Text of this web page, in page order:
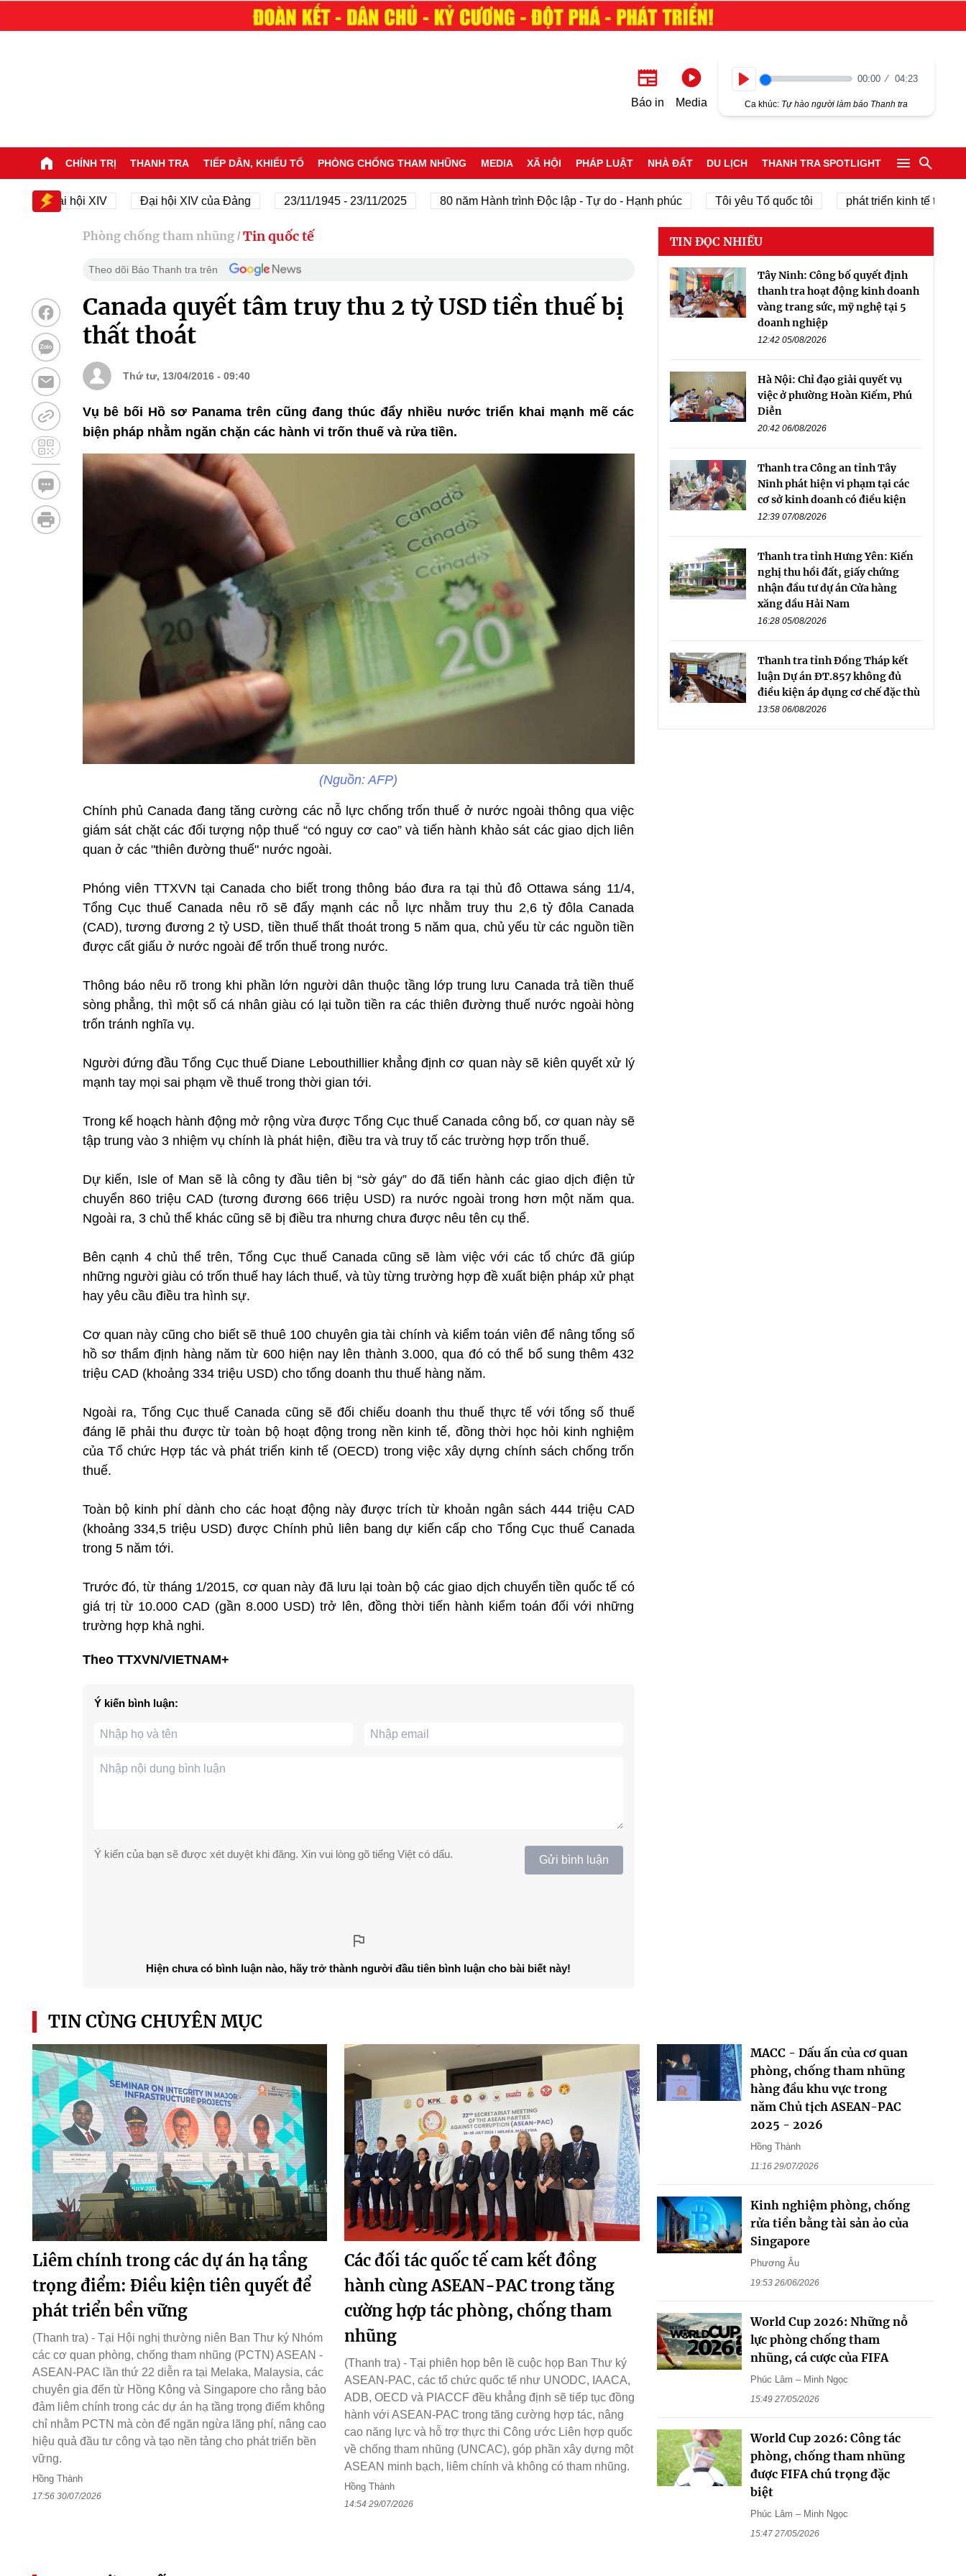
Báo in Media
00:00 04:23
Ca khúc: Tự hào người làm báo Thanh tra
CHÍNH TRỊ THANH TRA TIẾP DÂN, KHIẾU TỐ PHÒNG CHỐNG THAM NHŨNG MEDIA XÃ HỘI PHÁP LUẬT NHÀ ĐẤT DU LỊCH THANH TRA SPOTLIGHT
Đại hội XIV Đại hội XIV của Đảng 23/11/1945 - 23/11/2025 80 năm Hành trình Độc lập - Tự do - Hạnh phúc Tôi yêu Tổ quốc tôi phát triển kinh tế tư nhân
Phòng chống tham nhũng / Tin quốc tế
Theo dõi Báo Thanh tra trên
Canada quyết tâm truy thu 2 tỷ USD tiền thuế bị
thất thoát
Thứ tư, 13/04/2016 - 09:40
Vụ bê bối Hồ sơ Panama trên cũng đang thúc đẩy nhiều nước triển khai mạnh mẽ các
biện pháp nhằm ngăn chặn các hành vi trốn thuế và rửa tiền.
(Nguồn: AFP)
Chính phủ Canada đang tăng cường các nỗ lực chống trốn thuế ở nước ngoài thông qua việc
giám sát chặt các đối tượng nộp thuế “có nguy cơ cao” và tiến hành khảo sát các giao dịch liên
quan ở các "thiên đường thuế" nước ngoài.
Phóng viên TTXVN tại Canada cho biết trong thông báo đưa ra tại thủ đô Ottawa sáng 11/4,
Tổng Cục thuế Canada nêu rõ sẽ đẩy mạnh các nỗ lực nhằm truy thu 2,6 tỷ đôla Canada
(CAD), tương đương 2 tỷ USD, tiền thuế thất thoát trong 5 năm qua, chủ yếu từ các nguồn tiền
được cất giấu ở nước ngoài để trốn thuế trong nước.
Thông báo nêu rõ trong khi phần lớn người dân thuộc tầng lớp trung lưu Canada trả tiền thuế
sòng phẳng, thì một số cá nhân giàu có lại tuồn tiền ra các thiên đường thuế nước ngoài hòng
trốn tránh nghĩa vụ.
Người đứng đầu Tổng Cục thuế Diane Lebouthillier khẳng định cơ quan này sẽ kiên quyết xử lý
mạnh tay mọi sai phạm về thuế trong thời gian tới.
Trong kế hoạch hành động mở rộng vừa được Tổng Cục thuế Canada công bố, cơ quan này sẽ
tập trung vào 3 nhiệm vụ chính là phát hiện, điều tra và truy tố các trường hợp trốn thuế.
Dự kiến, Isle of Man sẽ là công ty đầu tiên bị “sờ gáy” do đã tiến hành các giao dịch điện tử
chuyển 860 triệu CAD (tương đương 666 triệu USD) ra nước ngoài trong hơn một năm qua.
Ngoài ra, 3 chủ thể khác cũng sẽ bị điều tra nhưng chưa được nêu tên cụ thể.
Bên cạnh 4 chủ thể trên, Tổng Cục thuế Canada cũng sẽ làm việc với các tổ chức đã giúp
những người giàu có trốn thuế hay lách thuế, và tùy từng trường hợp đề xuất biện pháp xử phạt
hay yêu cầu điều tra hình sự.
Cơ quan này cũng cho biết sẽ thuê 100 chuyên gia tài chính và kiểm toán viên để nâng tổng số
hồ sơ thẩm định hàng năm từ 600 hiện nay lên thành 3.000, qua đó có thể bổ sung thêm 432
triệu CAD (khoảng 334 triệu USD) cho tổng doanh thu thuế hàng năm.
Ngoài ra, Tổng Cục thuế Canada cũng sẽ đối chiếu doanh thu thuế thực tế với tổng số thuế
đáng lẽ phải thu được từ toàn bộ hoạt động trong nền kinh tế, đồng thời học hỏi kinh nghiệm
của Tổ chức Hợp tác và phát triển kinh tế (OECD) trong việc xây dựng chính sách chống trốn
thuế.
Toàn bộ kinh phí dành cho các hoạt động này được trích từ khoản ngân sách 444 triệu CAD
(khoảng 334,5 triệu USD) được Chính phủ liên bang dự kiến cấp cho Tổng Cục thuế Canada
trong 5 năm tới.
Trước đó, từ tháng 1/2015, cơ quan này đã lưu lại toàn bộ các giao dịch chuyển tiền quốc tế có
giá trị từ 10.000 CAD (gần 8.000 USD) trở lên, đồng thời tiến hành kiểm toán đối với những
trường hợp khả nghi.
Theo TTXVN/VIETNAM+
Ý kiến bình luận:
Ý kiến của bạn sẽ được xét duyệt khi đăng. Xin vui lòng gõ tiếng Việt có dấu. Gửi bình luận
Hiện chưa có bình luận nào, hãy trở thành người đầu tiên bình luận cho bài biết này!
TIN ĐỌC NHIỀU
Tây Ninh: Công bố quyết định
thanh tra hoạt động kinh doanh
vàng trang sức, mỹ nghệ tại 5
doanh nghiệp
12:42 05/08/2026
Hà Nội: Chỉ đạo giải quyết vụ
việc ở phường Hoàn Kiếm, Phú
Diễn
20:42 06/08/2026
Thanh tra Công an tỉnh Tây
Ninh phát hiện vi phạm tại các
cơ sở kinh doanh có điều kiện
12:39 07/08/2026
Thanh tra tỉnh Hưng Yên: Kiến
nghị thu hồi đất, giấy chứng
nhận đầu tư dự án Cửa hàng
xăng dầu Hải Nam
16:28 05/08/2026
Thanh tra tỉnh Đồng Tháp kết
luận Dự án ĐT.857 không đủ
điều kiện áp dụng cơ chế đặc thù
13:58 06/08/2026
TIN CÙNG CHUYÊN MỤC
Liêm chính trong các dự án hạ tầng
trọng điểm: Điều kiện tiên quyết để
phát triển bền vững
(Thanh tra) - Tại Hội nghị thường niên Ban Thư ký Nhóm
các cơ quan phòng, chống tham nhũng (PCTN) ASEAN -
ASEAN-PAC lần thứ 22 diễn ra tại Melaka, Malaysia, các
chuyên gia đến từ Hồng Kông và Singapore cho rằng bảo
đảm liêm chính trong các dự án hạ tầng trọng điểm không
chỉ nhằm PCTN mà còn để ngăn ngừa lãng phí, nâng cao
hiệu quả đầu tư công và tạo nền tảng cho phát triển bền
vững.
Hồng Thành
17:56 30/07/2026
Các đối tác quốc tế cam kết đồng
hành cùng ASEAN-PAC trong tăng
cường hợp tác phòng, chống tham
nhũng
(Thanh tra) - Tại phiên họp bên lề cuộc họp Ban Thư ký
ASEAN-PAC, các tổ chức quốc tế như UNODC, IAACA,
ADB, OECD và PIACCF đều khẳng định sẽ tiếp tục đồng
hành với ASEAN-PAC trong tăng cường hợp tác, nâng
cao năng lực và hỗ trợ thực thi Công ước Liên hợp quốc
về chống tham nhũng (UNCAC), góp phần xây dựng một
ASEAN minh bạch, liêm chính và không có tham nhũng.
Hồng Thành
14:54 29/07/2026
MACC - Dấu ấn của cơ quan
phòng, chống tham nhũng
hàng đầu khu vực trong
năm Chủ tịch ASEAN-PAC
2025 - 2026
Hồng Thành
11:16 29/07/2026
Kinh nghiệm phòng, chống
rửa tiền bằng tài sản ảo của
Singapore
Phương Âu
19:53 26/06/2026
World Cup 2026: Những nỗ
lực phòng chống tham
nhũng, cá cược của FIFA
Phúc Lâm – Minh Ngọc
15:49 27/05/2026
World Cup 2026: Công tác
phòng, chống tham nhũng
được FIFA chú trọng đặc
biệt
Phúc Lâm – Minh Ngọc
15:47 27/05/2026